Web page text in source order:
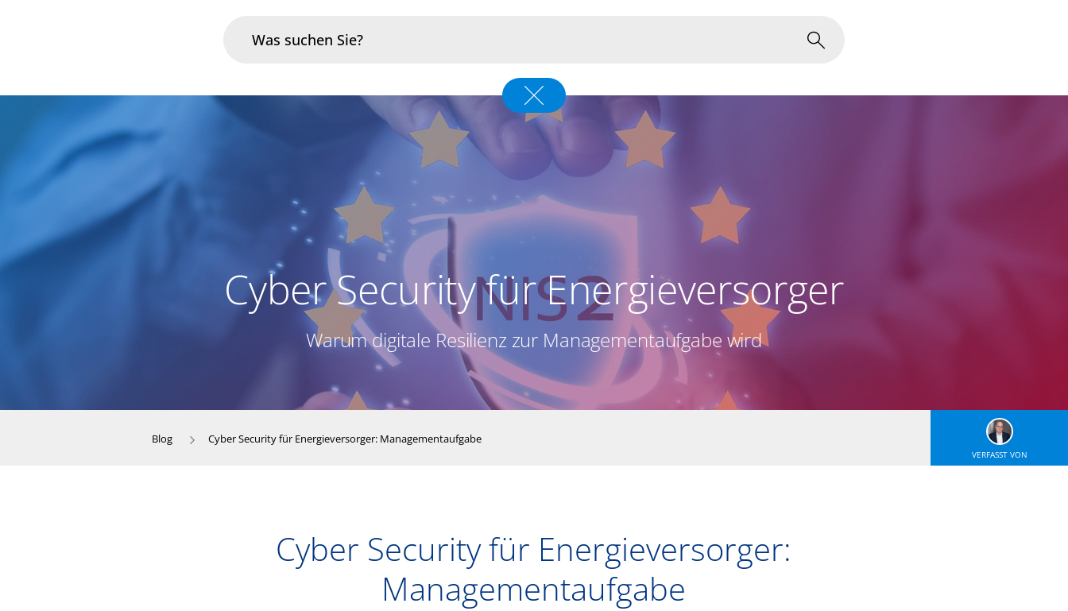
Infrastruktur & Betrieb
Cyber Security für Energieversorger
Warum digitale Resilienz zur Managementaufgabe wird
Blog Cyber Security für Energieversorger: Managementaufgabe
VERFASST VON
Cyber Security für Energieversorger:
Managementaufgabe